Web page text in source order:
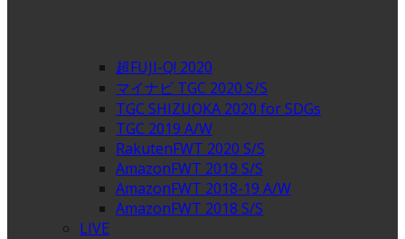
超FUJI-Q! 2020
マイナビ TGC 2020 S/S
TGC SHIZUOKA 2020 for SDGs
TGC 2019 A/W
RakutenFWT 2020 S/S
AmazonFWT 2019 S/S
AmazonFWT 2018-19 A/W
AmazonFWT 2018 S/S
LIVE